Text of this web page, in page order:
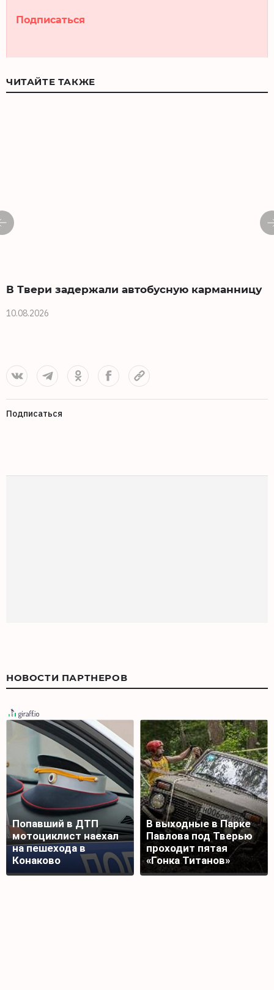
Подписаться
ЧИТАЙТЕ ТАКЖЕ
В Твери задержали автобусную карманницу
10.08.2026
Подписаться
НОВОСТИ ПАРТНЕРОВ
Попавший в ДТП
мотоциклист наехал
на пешехода в
Конаково
В выходные в Парке
Павлова под Тверью
проходит пятая
«Гонка Титанов»